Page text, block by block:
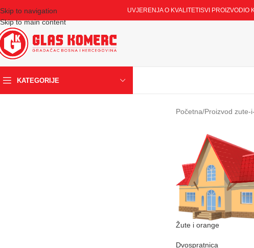
Skip to navigation
Skip to main content
UVJERENJA O KVALITETI SVI PROIZVODI O
KATEGORIJE
Početna/Proizvod zute-
Žute i orange
Dvospratnica